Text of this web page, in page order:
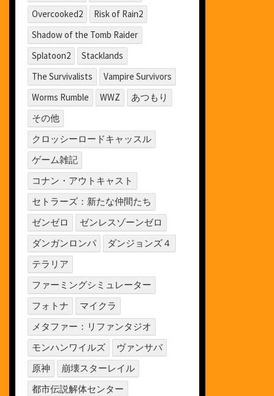
Overcooked2
Risk of Rain2
Shadow of the Tomb Raider
Splatoon2
Stacklands
The Survivalists
Vampire Survivors
Worms Rumble
WWZ
あつもり
その他
クロッシーロードキャッスル
ゲーム雑記
コナン・アウトキャスト
セトラーズ：新たな仲間たち
ゼンゼロ
ゼンレスゾーンゼロ
ダンガンロンパ
ダンジョンズ４
テラリア
ファーミングシミュレーター
フォトナ
マイクラ
メタファー：リファンタジオ
モンハンワイルズ
ヴァンサバ
原神
崩壊スターレイル
都市伝説解体センター